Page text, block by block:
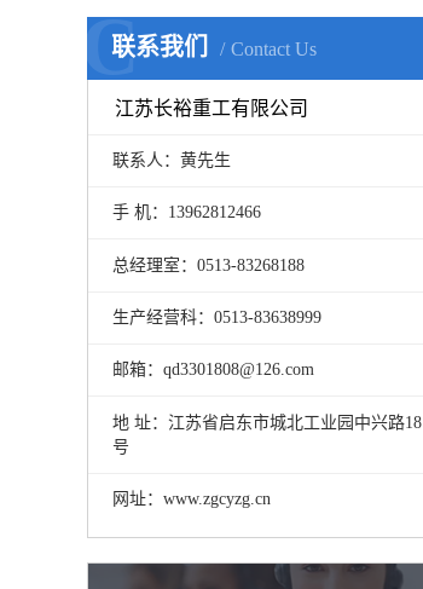
联系我们 Contact Us
C
江苏长裕重工有限公司
联系人：黄先生
手 机：13962812466
总经理室：0513-83268188
生产经营科：0513-83638999
邮箱：qd3301808@126.com
地 址：江苏省启东市城北工业园中兴路18
号
网址：www.zgcyzg.cn